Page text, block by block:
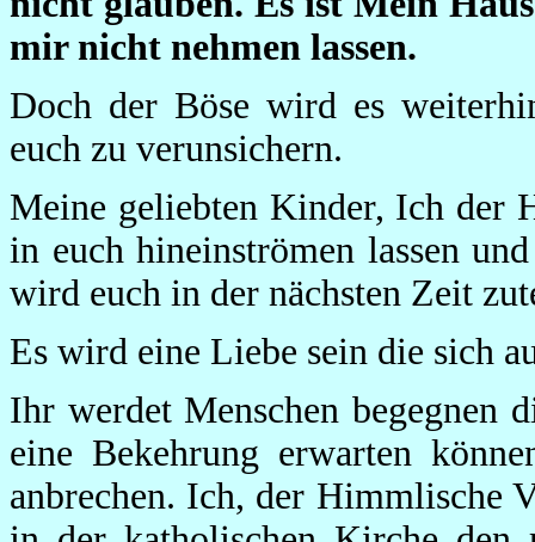
mir nicht nehmen lassen.
Doch der Böse wird es
euch zu verunsichern.
Meine geliebten Kinder, Ich der
in euch hineinströmen lassen
wird euch in der nächsten Zeit
Es wird eine Liebe sein die sich
Ihr werdet Menschen begegnen
eine Bekehrung erwarten
anbrechen. Ich, der Himmlische